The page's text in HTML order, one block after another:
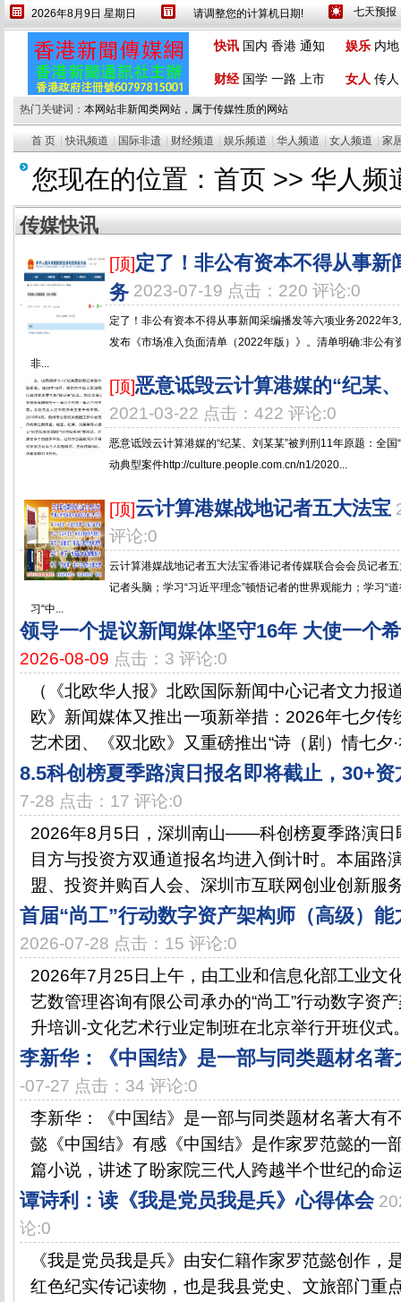
2026年8月9日 星期日 请调整您的计算机日期!
设为首页 繁體 快讯 国内 香港 通知 娱乐 内地
财经 国学 一路 上市 女人 传人
热门关键词： 本网站非新闻类网站，属于传媒性质的网站
首 页 |快讯频道 国际非遗 财经频道 娱乐频道 华人频道 女人频道 家
您现在的位置： 首页 >> 华人频
传媒快讯
[顶]定了！非公有资本不得从事新
务 2023-07-19 点击：220 评论:0
定了！非公有资本不得从事新闻采编播发等六项业务2022年
发布《市场准入负面清单（2022年版）》。清单明确:非公有
非...
[顶]恶意诋毁云计算港媒的“纪某
2021-03-22 点击：422 评论:0
恶意诋毁云计算港媒的“纪某、刘某某”被判刑11年原题：全国
动典型案件http://culture.people.com.cn/n1/2020...
[顶]云计算港媒战地记者五大法宝
评论:0
云计算港媒战地记者五大法宝香港记者传媒联合会会员记者
记者头脑；学习“习近平理念”顿悟记者的世界观能力；学习“
习“中...
领导一个提议新闻媒体坚守16年 大使一个
2026-08-09 点击：3 评论:0
（《北欧华人报》北欧国际新闻中心记者文力报
欧》新闻媒体又推出一项新举措：2026年七夕传
艺术团、《双北欧》又重磅推出“诗（剧）情七夕
8.5科创榜夏季路演日报名即将截止，30+
7-28 点击：17 评论:0
2026年8月5日，深圳南山——科创榜夏季路演日
目方与投资方双通道报名均进入倒计时。本届路
盟、投资并购百人会、深圳市互联网创业创新服
首届“尚工”行动数字资产架构师（高级）
2026-07-28 点击：15 评论:0
2026年7月25日上午，由工业和信息化部工业文
艺数管理咨询有限公司承办的“尚工”行动数字资
升培训-文化艺术行业定制班在北京举行开班仪式
李新华：《中国结》是一部与同类题材名著
-07-27 点击：34 评论:0
李新华：《中国结》是一部与同类题材名著大
懿《中国结》有感《中国结》是作家罗范懿的一
篇小说，讲述了盼家院三代人跨越半个世纪的命
谭诗利：读《我是党员我是兵》心得体会
论:0
《我是党员我是兵》由安仁籍作家罗范懿创作，
红色纪实传记读物，也是我县党史、文旅部门重